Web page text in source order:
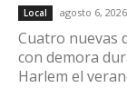
Local agosto 6, 2026
Cuatro nuevas
con demora
Harlem el